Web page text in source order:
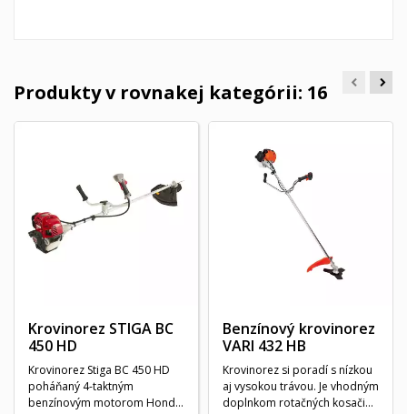
Produkty v rovnakej kategórii: 16
Krovinorez STIGA BC
450 HD
Krovinorez Stiga BC 450 HD
poháňaný 4-taktným
benzínovým motorom Honda
Benzínový krovinorez
VARI 432 HB
Krovinorez si poradí s nízkou
aj vysokou trávou. Je vhodným
doplnkom rotačných kosačiek